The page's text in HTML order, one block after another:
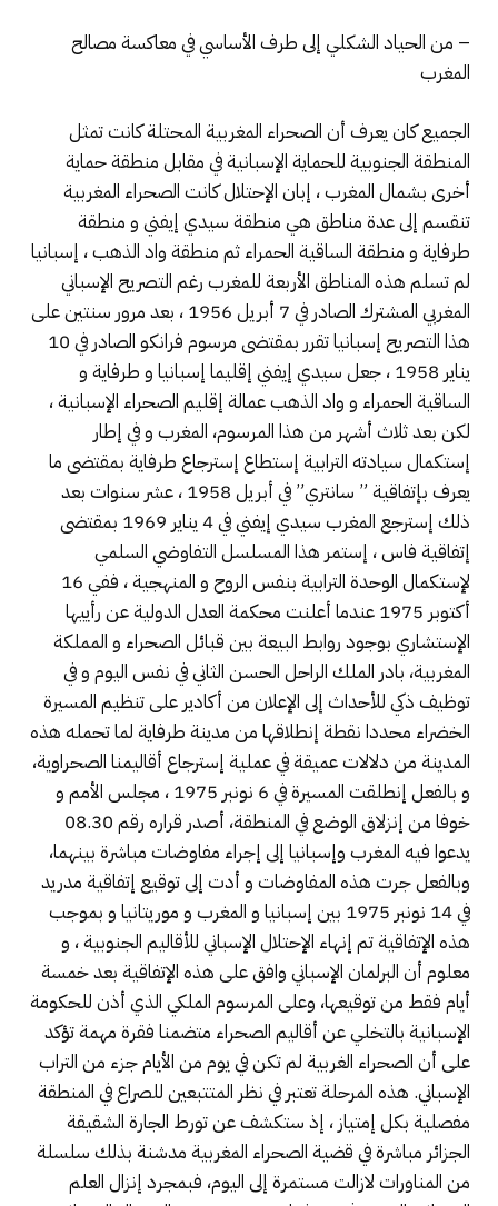
– من الحياد الشكلي إلى طرف الأساسي في معاكسة مصالح
المغرب
الجميع كان يعرف أن الصحراء المغربية المحتلة كانت تمثل
المنطقة الجنوبية للحماية الإسبانية في مقابل منطقة حماية
أخرى بشمال المغرب ، إبان الإحتلال كانت الصحراء المغربية
تنقسم إلى عدة مناطق هي منطقة سيدي إيفني و منطقة
طرفاية و منطقة الساقية الحمراء ثم منطقة واد الذهب ، إسبانيا
لم تسلم هذه المناطق الأربعة للمغرب رغم التصريح الإسباني
المغربي المشترك الصادر في 7 أبريل 1956 ، بعد مرور سنتين على
هذا التصريح إسبانيا تقرر بمقتضى مرسوم فرانكو الصادر في 10
يناير 1958 ، جعل سيدي إيفني إقليما إسبانيا و طرفاية و
الساقية الحمراء و واد الذهب عمالة إقليم الصحراء الإسبانية ،
لكن بعد ثلاث أشهر من هذا المرسوم، المغرب و في إطار
إستكمال سيادته الترابية إستطاع إسترجاع طرفاية بمقتضى ما
يعرف بإتفاقية ” سانتري” في أبريل 1958 ، عشر سنوات بعد
ذلك إسترجع المغرب سيدي إيفني في 4 يناير 1969 بمقتضى
إتفاقية فاس ، إستمر هذا المسلسل التفاوضي السلمي
لإستكمال الوحدة الترابية بنفس الروح و المنهجية ، ففي 16
أكتوبر 1975 عندما أعلنت محكمة العدل الدولية عن رأييها
الإستشاري بوجود روابط البيعة بين قبائل الصحراء و المملكة
المغربية، بادر الملك الراحل الحسن الثاني في نفس اليوم و في
توظيف ذكي للأحداث إلى الإعلان من أكادير على تنظيم المسيرة
الخضراء محددا نقطة إنطلاقها من مدينة طرفاية لما تحمله هذه
المدينة من دلالات عميقة في عملية إسترجاع أقاليمنا الصحراوية،
و بالفعل إنطلقت المسيرة في 6 نونبر 1975 ، مجلس الأمم و
خوفا من إنزلاق الوضع في المنطقة، أصدر قراره رقم 08.30
يدعوا فيه المغرب وإسبانيا إلى إجراء مفاوضات مباشرة بينهما،
وبالفعل جرت هذه المفاوضات و أدت إلى توقيع إتفاقية مدريد
في 14 نونبر 1975 بين إسبانيا و المغرب و موريتانيا و بموجب
هذه الإتفاقية تم إنهاء الإحتلال الإسباني للأقاليم الجنوبية ، و
معلوم أن البرلمان الإسباني وافق على هذه الإتفاقية بعد خمسة
أيام فقط من توقيعها، وعلى المرسوم الملكي الذي أذن للحكومة
الإسبانية بالتخلي عن أقاليم الصحراء متضمنا فقرة مهمة تؤكد
على أن الصحراء الغربية لم تكن في يوم من الأيام جزء من التراب
الإسباني. هذه المرحلة تعتبر في نظر المتتبعين للصراع في المنطقة
مفصلية بكل إمتياز ، إذ ستكشف عن تورط الجارة الشقيقة
الجزائر مباشرة في قضية الصحراء المغربية مدشنة بذلك سلسلة
من المناورات لازالت مستمرة إلى اليوم، فبمجرد إنزال العلم